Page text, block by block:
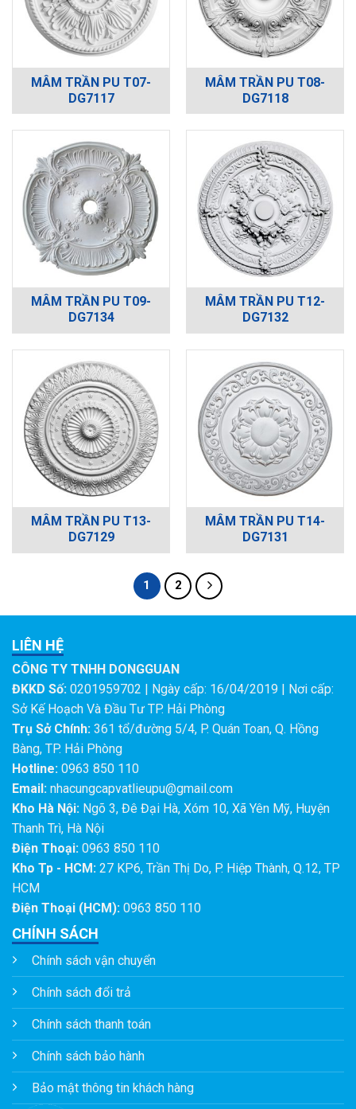
MÂM TRẦN PU T07-
DG7117
MÂM TRẦN PU T08-
DG7118
MÂM TRẦN PU T09-
DG7134
MÂM TRẦN PU T12-
DG7132
MÂM TRẦN PU T13-
DG7129
MÂM TRẦN PU T14-
DG7131
1 2
LIÊN HỆ
CÔNG TY TNHH DONGGUAN
ĐKKD Số: 0201959702 | Ngày cấp: 16/04/2019 | Nơi cấp:
Sở Kế Hoạch Và Đầu Tư TP. Hải Phòng
Trụ Sở Chính: 361 tổ/đường 5/4, P. Quán Toan, Q. Hồng
Bàng, TP. Hải Phòng
Hotline: 0963 850 110
Email: nhacungcapvatlieupu@gmail.com
Kho Hà Nội: Ngõ 3, Đê Đại Hà, Xóm 10, Xã Yên Mỹ, Huyện
Thanh Trì, Hà Nội
Điện Thoại: 0963 850 110
Kho Tp - HCM: 27 KP6, Trần Thị Do, P. Hiệp Thành, Q.12, TP
HCM
Điện Thoại (HCM): 0963 850 110
CHÍNH SÁCH
Chính sách vận chuyển
Chính sách đổi trả
Chính sách thanh toán
Chính sách bảo hành
Bảo mật thông tin khách hàng